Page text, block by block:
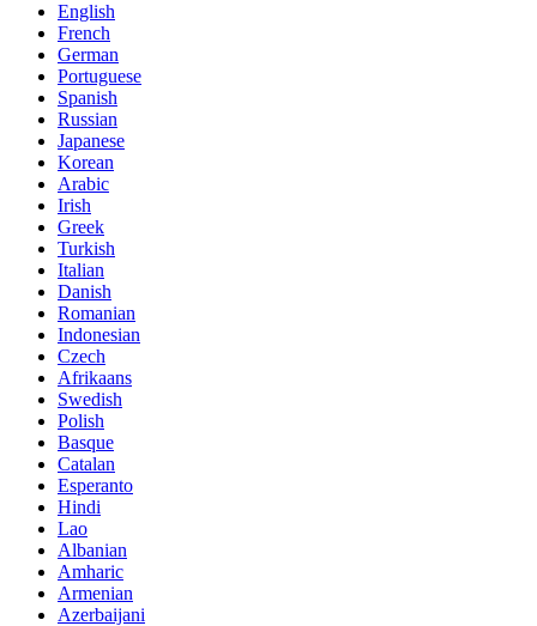
English
French
German
Portuguese
Spanish
Russian
Japanese
Korean
Arabic
Irish
Greek
Turkish
Italian
Danish
Romanian
Indonesian
Czech
Afrikaans
Swedish
Polish
Basque
Catalan
Esperanto
Hindi
Lao
Albanian
Amharic
Armenian
Azerbaijani